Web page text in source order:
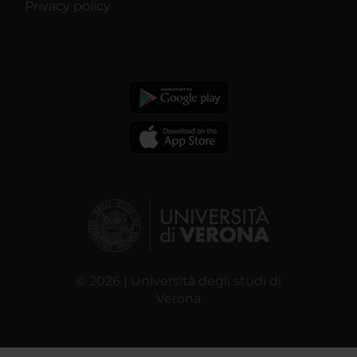
Privacy policy
© 2026 | Università degli studi di
Verona